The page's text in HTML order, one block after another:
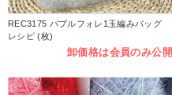
REC3175 バブルフォレ1玉編みバッグ
レシピ (枚)
卸価格は会員のみ公開